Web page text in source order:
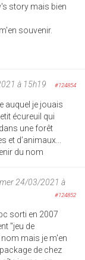
story mais bien
souvenir.
à 15h19 #124854
auquel je jouais
écureuil qui
une forêt
et d’animaux...
du nom
24/03/2021 à
#124852
sorti en 2007
"jeu de
mais je m'en
de chez